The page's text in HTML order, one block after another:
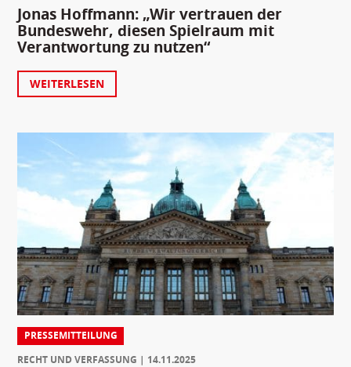
Jonas Hoffmann: „Wir vertrauen der
Bundeswehr, diesen Spielraum mit
Verantwortung zu nutzen“
WEITERLESEN
PRESSEMITTEILUNG
RECHT UND VERFASSUNG
14.11.2025